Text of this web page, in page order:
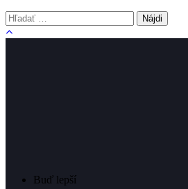
Hľadať:
Buď lepší